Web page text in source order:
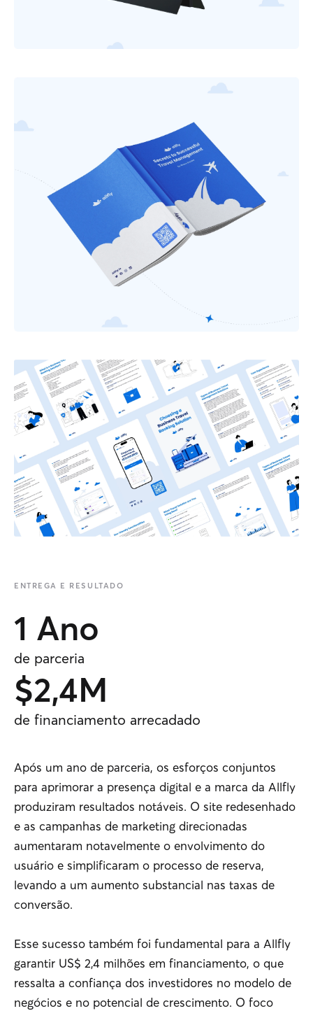
ENTREGA E RESULTADO
1 Ano
de parceria
$2,4M
de financiamento arrecadado
Após um ano de parceria, os esforços conjuntos
para aprimorar a presença digital e a marca da Allfly
produziram resultados notáveis. O site redesenhado
e as campanhas de marketing direcionadas
aumentaram notavelmente o envolvimento do
usuário e simplificaram o processo de reserva,
levando a um aumento substancial nas taxas de
conversão.
Esse sucesso também foi fundamental para a Allfly
garantir US$ 2,4 milhões em financiamento, o que
ressalta a confiança dos investidores no modelo de
negócios e no potencial de crescimento. O foco